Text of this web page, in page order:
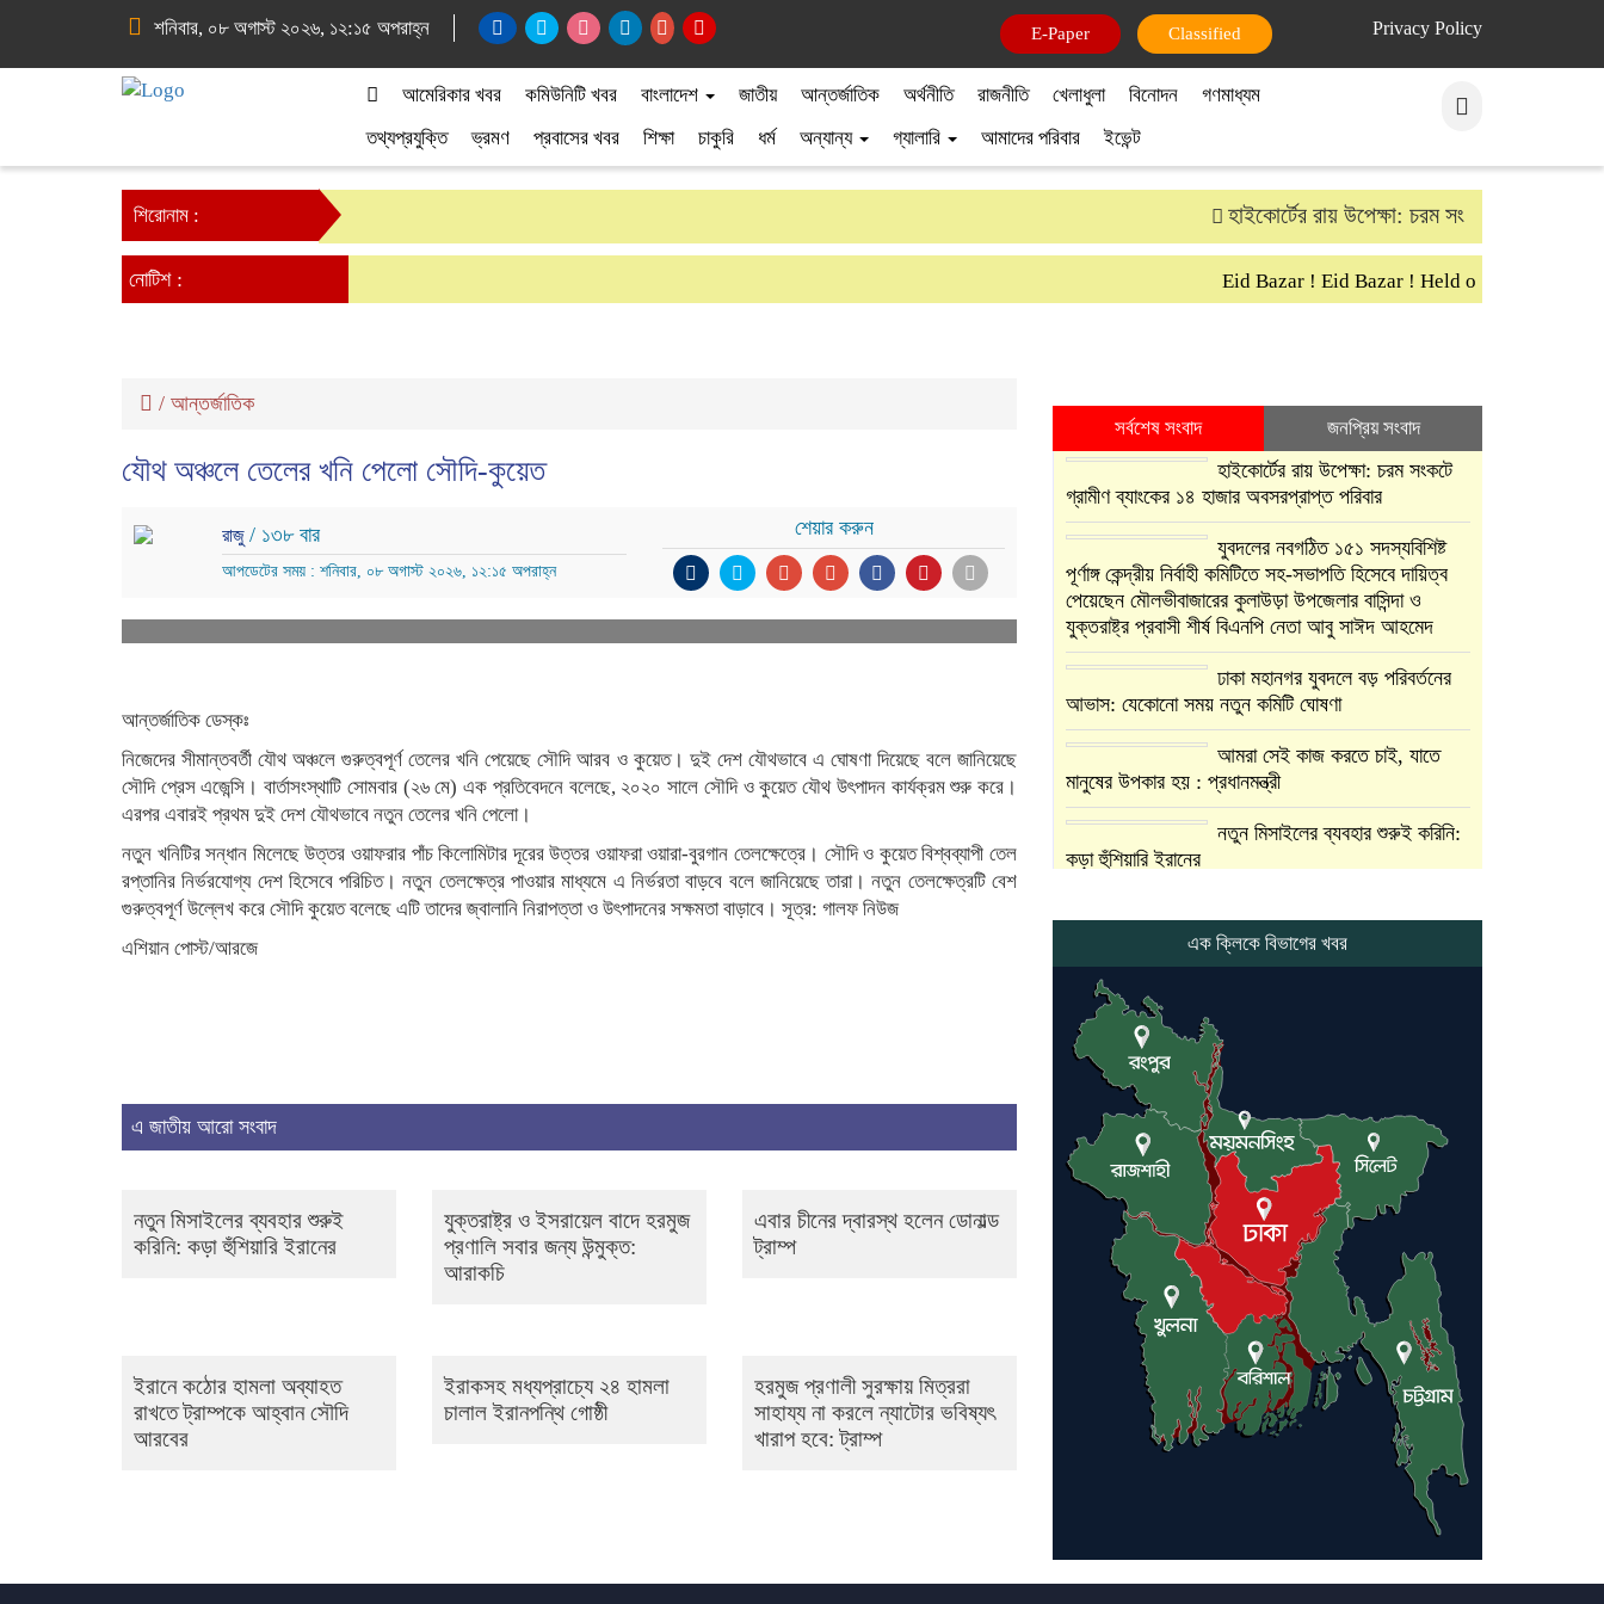
শনিবার, ০৮ অগাস্ট ২০২৬, ১২:১৫ অপরাহ্ন Privacy Policy
E-Paper Classified
আমেরিকার খবর কমিউনিটি খবর বাংলাদেশ জাতীয় আন্তর্জাতিক অর্থনীতি রাজনীতি খেলাধুলা বিনোদন
গণমাধ্যম
তথ্যপ্রযুক্তি
ভ্রমণ প্রবাসের খবর শিক্ষা চাকুরি ধর্ম অন্যান্য গ্যালারি আমাদের পরিবার ইভেন্ট
শিরোনাম : হাইকোর্টের রায় উপেক্ষা: চরম সংকটে গ্রামীণ
নোটিশ : Eid Bazar ! Eid Bazar ! Held on 30th March
/ আন্তর্জাতিক
যৌথ অঞ্চলে তেলের খনি পেলো সৌদি-কুয়েত
রাজু / ১৩৮ বার
আপডেটের সময় : শনিবার, ০৮ অগাস্ট ২০২৬, ১২:১৫ অপরাহ্ন
শেয়ার করুন
আন্তর্জাতিক ডেস্কঃ
নিজেদের সীমান্তবর্তী যৌথ অঞ্চলে গুরুত্বপূর্ণ তেলের খনি পেয়েছে সৌদি আরব ও কুয়েত। দুই দেশ যৌথভাবে এ ঘোষণা দিয়েছে বলে জানিয়েছে
সৌদি প্রেস এজেন্সি। বার্তাসংস্থাটি সোমবার (২৬ মে) এক প্রতিবেদনে বলেছে, ২০২০ সালে সৌদি ও কুয়েত যৌথ উৎপাদন কার্যক্রম শুরু করে।
এরপর এবারই প্রথম দুই দেশ যৌথভাবে নতুন তেলের খনি পেলো।
নতুন খনিটির সন্ধান মিলেছে উত্তর ওয়াফরার পাঁচ কিলোমিটার দূরের উত্তর ওয়াফরা ওয়ারা-বুরগান তেলক্ষেত্রে। সৌদি ও কুয়েত বিশ্বব্যাপী তেল
রপ্তানির নির্ভরযোগ্য দেশ হিসেবে পরিচিত। নতুন তেলক্ষেত্র পাওয়ার মাধ্যমে এ নির্ভরতা বাড়বে বলে জানিয়েছে তারা। নতুন তেলক্ষেত্রটি বেশ
গুরুত্বপূর্ণ উল্লেখ করে সৌদি কুয়েত বলেছে এটি তাদের জ্বালানি নিরাপত্তা ও উৎপাদনের সক্ষমতা বাড়াবে। সূত্র: গালফ নিউজ
এশিয়ান পোস্ট/আরজে
এ জাতীয় আরো সংবাদ
নতুন মিসাইলের ব্যবহার শুরুই
করিনি: কড়া হুঁশিয়ারি ইরানের
যুক্তরাষ্ট্র ও ইসরায়েল বাদে হরমুজ
প্রণালি সবার জন্য উন্মুক্ত:
আরাকচি
এবার চীনের দ্বারস্থ হলেন ডোনাল্ড
ট্রাম্প
ইরানে কঠোর হামলা অব্যাহত
রাখতে ট্রাম্পকে আহ্বান সৌদি
আরবের
ইরাকসহ মধ্যপ্রাচ্যে ২৪ হামলা
চালাল ইরানপন্থি গোষ্ঠী
হরমুজ প্রণালী সুরক্ষায় মিত্ররা
সাহায্য না করলে ন্যাটোর ভবিষ্যৎ
খারাপ হবে: ট্রাম্প
সর্বশেষ সংবাদ জনপ্রিয় সংবাদ
হাইকোর্টের রায় উপেক্ষা: চরম সংকটে
গ্রামীণ ব্যাংকের ১৪ হাজার অবসরপ্রাপ্ত পরিবার
যুবদলের নবগঠিত ১৫১ সদস্যবিশিষ্ট
পূর্ণাঙ্গ কেন্দ্রীয় নির্বাহী কমিটিতে সহ-সভাপতি হিসেবে দায়িত্ব
পেয়েছেন মৌলভীবাজারের কুলাউড়া উপজেলার বাসিন্দা ও
যুক্তরাষ্ট্র প্রবাসী শীর্ষ বিএনপি নেতা আবু সাঈদ আহমেদ
ঢাকা মহানগর যুবদলে বড় পরিবর্তনের
আভাস: যেকোনো সময় নতুন কমিটি ঘোষণা
আমরা সেই কাজ করতে চাই, যাতে
মানুষের উপকার হয় : প্রধানমন্ত্রী
নতুন মিসাইলের ব্যবহার শুরুই করিনি:
কড়া হুঁশিয়ারি ইরানের
প্রণালি সবার জন্য উন্মুক্ত: আরাকচি
ট্রাম্প
ইরানে কঠোর হামলা অব্যাহত রাখতে
ট্রাম্পকে আহ্বান সৌদি আরবের
ইরাকসহ মধ্যপ্রাচ্যে ২৪ হামলা চালাল
ইরানপন্থি গোষ্ঠী
হরমুজ প্রণালী সুরক্ষায় মিত্ররা সাহায্য
না করলে ন্যাটোর ভবিষ্যৎ খারাপ হবে: ট্রাম্প
এক ক্লিকে বিভাগের খবর